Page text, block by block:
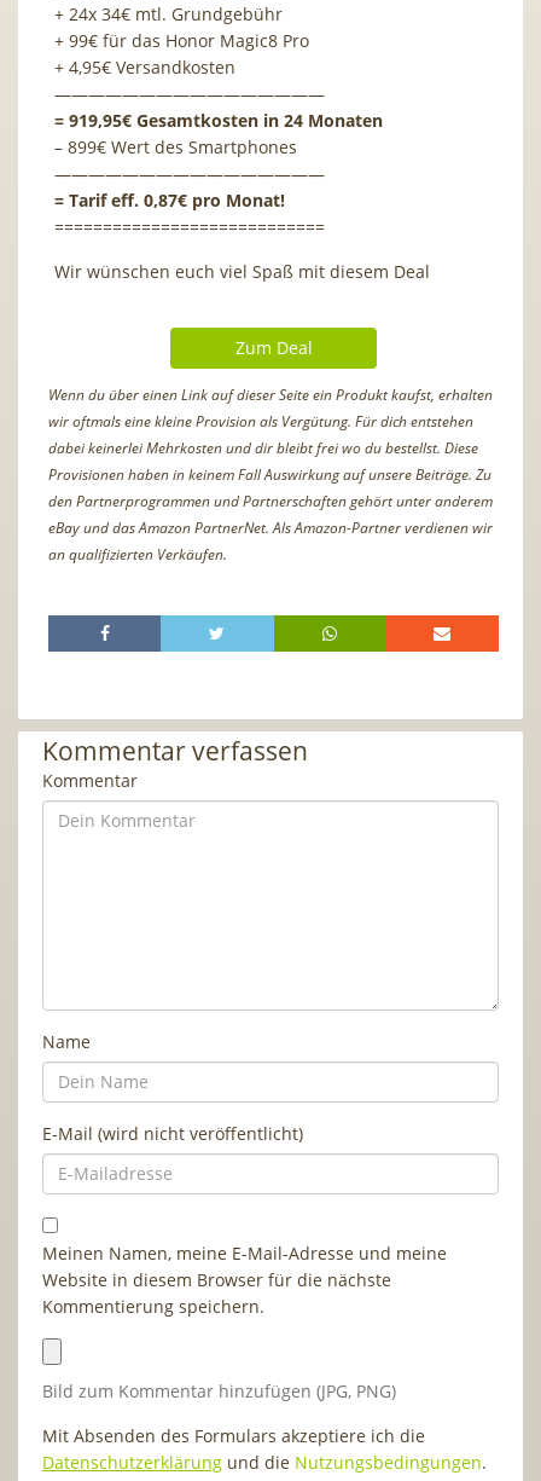
+ 24x 34€ mtl. Grundgebühr
+ 99€ für das Honor Magic8 Pro
+ 4,95€ Versandkosten
————————————————
= 919,95€ Gesamtkosten in 24 Monaten
– 899€ Wert des Smartphones
————————————————
= Tarif eff. 0,87€ pro Monat!
============================
Wir wünschen euch viel Spaß mit diesem Deal
Zum Deal
Wenn du über einen Link auf dieser Seite ein Produkt kaufst, erhalten
wir oftmals eine kleine Provision als Vergütung. Für dich entstehen
dabei keinerlei Mehrkosten und dir bleibt frei wo du bestellst. Diese
Provisionen haben in keinem Fall Auswirkung auf unsere Beiträge. Zu
den Partnerprogrammen und Partnerschaften gehört unter anderem
eBay und das Amazon PartnerNet. Als Amazon-Partner verdienen wir
an qualifizierten Verkäufen.
Kommentar verfassen
Kommentar
Name
E-Mail (wird nicht veröffentlicht)
Meinen Namen, meine E-Mail-Adresse und meine
Website in diesem Browser für die nächste
Kommentierung speichern.
Bild zum Kommentar hinzufügen (JPG, PNG)
Mit Absenden des Formulars akzeptiere ich die
Datenschutzerklärung und die Nutzungsbedingungen.